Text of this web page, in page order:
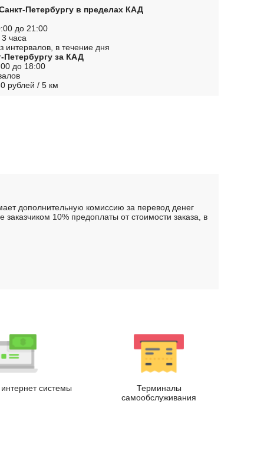
Петербургу в пределах КАД
до 21:00
часа
интервалов, в течение дня
Петербургу за КАД
до 18:00
рублей / 5 км
дополнительную комиссию за перевод денег
10% предоплаты от стоимости заказа, в
системы
Терминалы
самообслуживания